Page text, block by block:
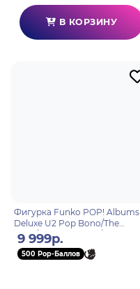
В КОРЗИНУ
Фигурка Funko POP! Albums
Deluxe U2 Pop Bono/The
Edge/Larry Mullen Jr/Adam
Clayto (46) 67391
9 999р.
500 Pop-Баллов